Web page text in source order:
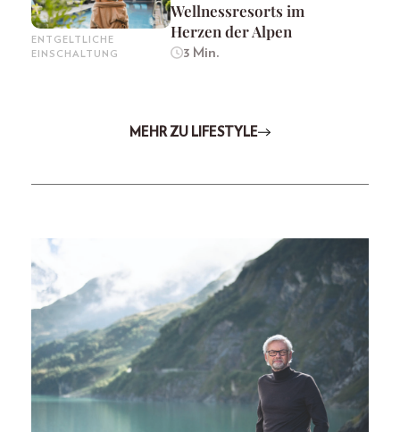
ENTGELTLICHE
EINSCHALTUNG
Wellnessresorts im
Herzen der Alpen
3 Min.
MEHR ZU LIFESTYLE